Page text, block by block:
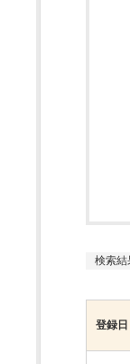
検索結
登録日